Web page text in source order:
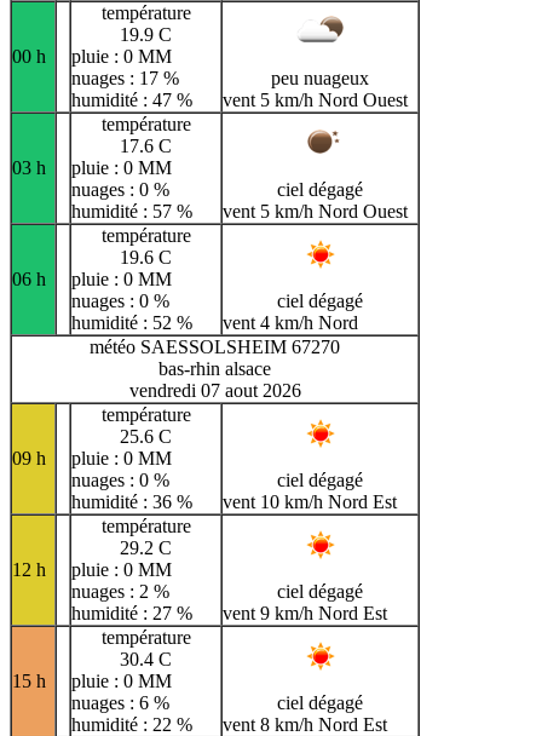
00 h
température
19.9 C
pluie : 0 MM
nuages : 17 %
humidité : 47 %
peu nuageux
vent 5 km/h Nord Ouest
03 h
température
17.6 C
pluie : 0 MM
nuages : 0 %
humidité : 57 %
ciel dégagé
vent 5 km/h Nord Ouest
06 h
température
19.6 C
pluie : 0 MM
nuages : 0 %
humidité : 52 %
ciel dégagé
vent 4 km/h Nord
météo SAESSOLSHEIM 67270
bas-rhin alsace
vendredi 07 aout 2026
09 h
température
25.6 C
pluie : 0 MM
nuages : 0 %
humidité : 36 %
ciel dégagé
vent 10 km/h Nord Est
12 h
température
29.2 C
pluie : 0 MM
nuages : 2 %
humidité : 27 %
ciel dégagé
vent 9 km/h Nord Est
15 h
température
30.4 C
pluie : 0 MM
nuages : 6 %
humidité : 22 %
ciel dégagé
vent 8 km/h Nord Est